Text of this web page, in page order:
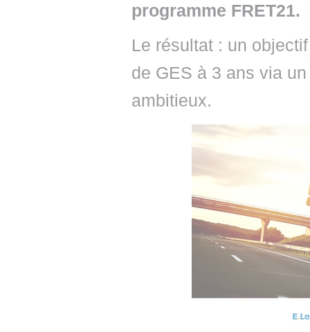
programme FRET21.
Le résultat : un
de GES à 3 ans via
ambitieux.